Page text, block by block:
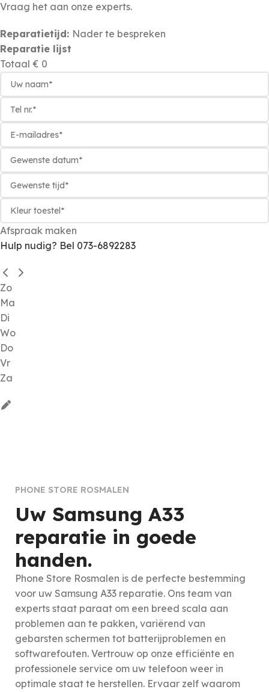
Vraag het aan onze experts.
Reparatietijd: Nader te bespreken
Reparatie lijst
Totaal € 0
Afspraak maken
Hulp nudig? Bel 073-6892283
Zo
Ma
Di
Wo
Do
Vr
Za
PHONE STORE ROSMALEN
Uw Samsung A33
reparatie in goede
handen.
Phone Store Rosmalen is de perfecte bestemming
voor uw Samsung A33 reparatie. Ons team van
experts staat paraat om een breed scala aan
problemen aan te pakken, variërend van
gebarsten schermen tot batterijproblemen en
softwarefouten. Vertrouw op onze efficiënte en
professionele service om uw telefoon weer in
optimale staat te herstellen. Ervaar zelf waarom